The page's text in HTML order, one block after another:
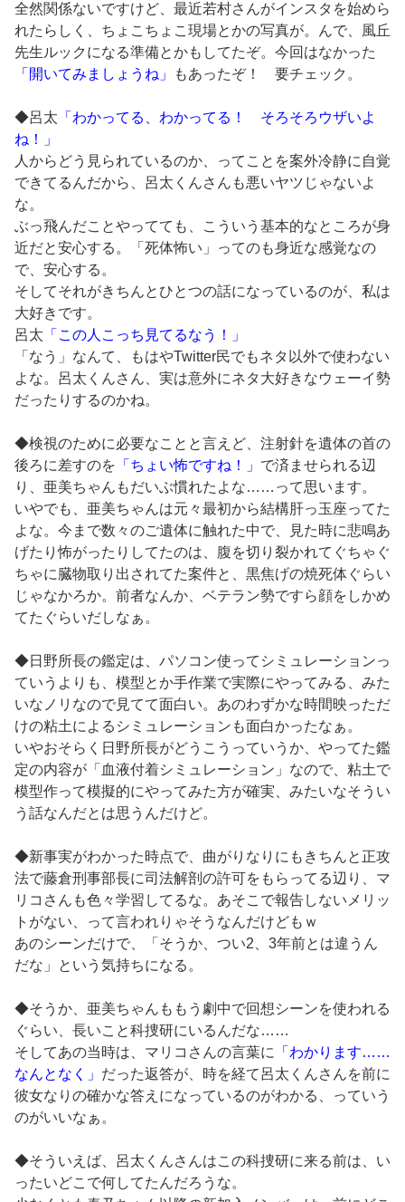
全然関係ないですけど、最近若村さんがインスタを始めら
れたらしく、ちょこちょこ現場とかの写真が。んで、風丘
先生ルックになる準備とかもしてたぞ。今回はなかった
「開いてみましょうね」
もあったぞ！ 要チェック。
◆呂太 「わかってる、わかってる！ そろそろウザいよ
ね！」
人からどう見られているのか、ってことを案外冷静に自覚
できてるんだから、呂太くんさんも悪いヤツじゃないよ
な。
ぶっ飛んだことやってても、こういう基本的なところが身
近だと安心する。「死体怖い」ってのも身近な感覚なの
で、安心する。
そしてそれがきちんとひとつの話になっているのが、私は
大好きです。
呂太 「この人こっち見てるなう！」
「なう」なんて、もはやTwitter民でもネタ以外で使わない
よな。呂太くんさん、実は意外にネタ大好きなウェーイ勢
だったりするのかね。
◆検視のために必要なことと言えど、注射針を遺体の首の
後ろに差すのを 「ちょい怖ですね！」 で済ませられる辺
り、亜美ちゃんもだいぶ慣れたよな……って思います。
いやでも、亜美ちゃんは元々最初から結構肝っ玉座ってた
よな。今まで数々のご遺体に触れた中で、見た時に悲鳴あ
げたり怖がったりしてたのは、腹を切り裂かれてぐちゃぐ
ちゃに臓物取り出されてた案件と、黒焦げの焼死体ぐらい
じゃなかろか。前者なんか、ベテラン勢ですら顔をしかめ
てたぐらいだしなぁ。
◆日野所長の鑑定は、パソコン使ってシミュレーションっ
ていうよりも、模型とか手作業で実際にやってみる、みた
いなノリなので見てて面白い。あのわずかな時間映っただ
けの粘土によるシミュレーションも面白かったなぁ。
いやおそらく日野所長がどうこうっていうか、やってた鑑
定の内容が「血液付着シミュレーション」なので、粘土で
模型作って模擬的にやってみた方が確実、みたいなそうい
う話なんだとは思うんだけど。
◆新事実がわかった時点で、曲がりなりにもきちんと正攻
法で藤倉刑事部長に司法解剖の許可をもらってる辺り、マ
リコさんも色々学習してるな。あそこで報告しないメリッ
トがない、って言われりゃそうなんだけどもｗ
あのシーンだけで、「そうか、つい2、3年前とは違うん
だな」という気持ちになる。
◆そうか、亜美ちゃんももう劇中で回想シーンを使われる
ぐらい、長いこと科捜研にいるんだな……
そしてあの当時は、マリコさんの言葉に
「わかります……
なんとなく」 だった返答が、時を経て呂太くんさんを前に
彼女なりの確かな答えになっているのがわかる、っていう
のがいいなぁ。
◆そういえば、呂太くんさんはこの科捜研に来る前は、い
ったいどこで何してたんだろうな。